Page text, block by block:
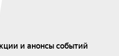
и анонсы событий